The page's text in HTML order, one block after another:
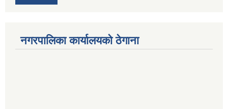
सिभिल बैंक, मेलम्ची
011401055
नगरपालिका कार्यालयको ठेगाना